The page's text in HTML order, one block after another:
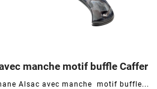
manche motif buffle Caffer
Alsac avec manche motif buffle...
  